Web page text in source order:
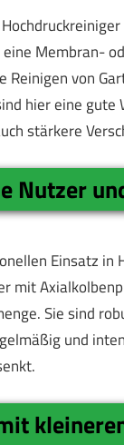
Membran-
Reinigen von
hier eine
stärkere
Nutzer
Einsatz
mit
Sie sind
und